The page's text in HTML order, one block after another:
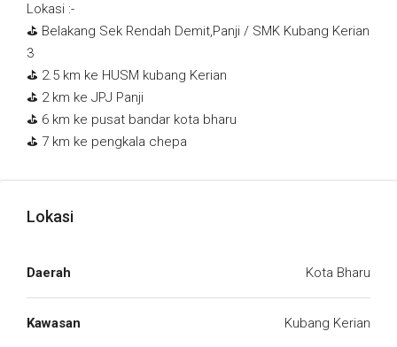
Lokasi :-
⛳️ Belakang Sek Rendah Demit,Panji / SMK Kubang Kerian
3
⛳️ 2.5 km ke HUSM kubang Kerian
⛳️ 2 km ke JPJ Panji
⛳️ 6 km ke pusat bandar kota bharu
⛳️ 7 km ke pengkala chepa
Lokasi
Daerah Kota Bharu
Kawasan Kubang Kerian